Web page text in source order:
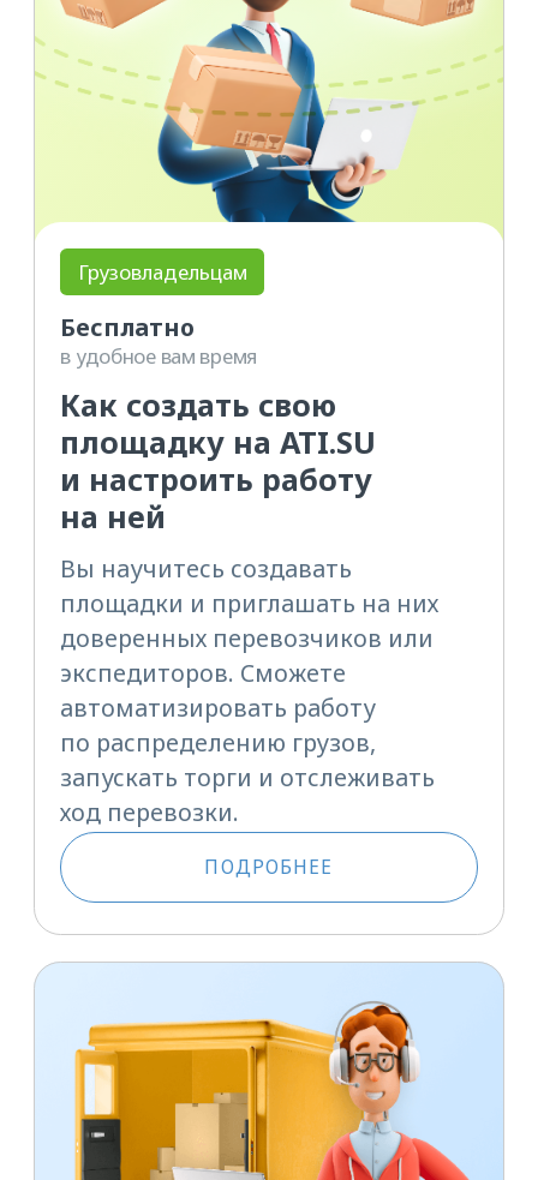
площадки и приглашать на них
доверенных перевозчиков или
экспедиторов. Сможете
автоматизировать работу
по распределению грузов,
запускать торги и отслеживать
ход перевозки.
ПОДРОБНЕЕ
Вы научитесь создавать
площадки и приглашать на них
доверенных перевозчиков.
Сможете автоматизировать
работу по распределению грузов,
ход перевозки. А также
копировать грузы с площадок
сквозные торги.
Как автоматизировать
работу экспедитора
с помощью Площадок
ATI.SU
в удобное вам время
Бесплатно
Экспедиторам